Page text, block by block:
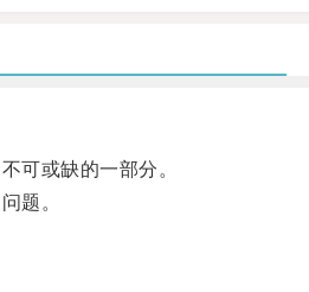
可或缺的一部分。
题。